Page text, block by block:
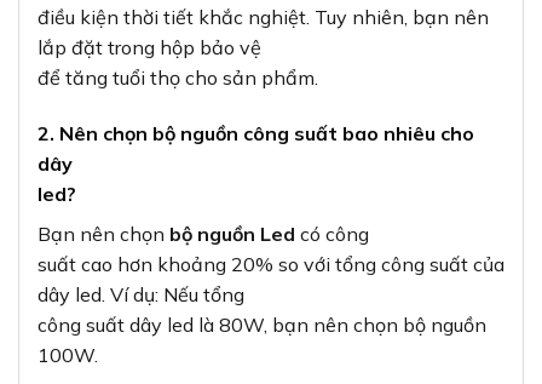
điều kiện thời tiết khắc nghiệt. Tuy nhiên, bạn nên
lắp đặt trong hộp bảo vệ
để tăng tuổi thọ cho sản phẩm.
2. Nên chọn bộ nguồn công suất bao nhiêu cho
dây
led?
Bạn nên chọn bộ nguồn Led có công
suất cao hơn khoảng 20% so với tổng công suất của
dây led. Ví dụ: Nếu tổng
công suất dây led là 80W, bạn nên chọn bộ nguồn
100W.